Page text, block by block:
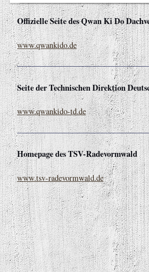
Offizielle Seite des Qwan Ki Do
www.qwankido.de
Seite der Technischen Direktion
www.qwankido-td.de
Homepage des TSV-Radevormwald
www.tsv-radevormwald.de